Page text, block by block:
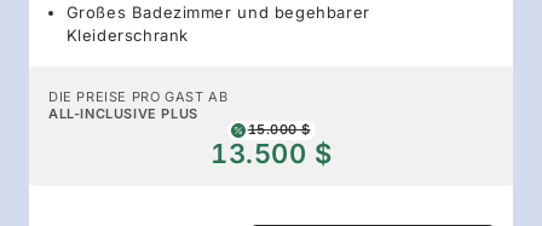
Großes Badezimmer und begehbarer
Kleiderschrank
DIE PREISE PRO GAST AB
ALL-INCLUSIVE PLUS
15.000 $
13.500 $